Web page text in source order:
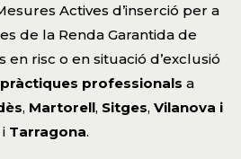
Actives d’inserció per a
de la Renda Garantida de
en risc o en situació d’exclusió
professionals a
, Martorell, Sitges, Vilanova i
i Tarragona.